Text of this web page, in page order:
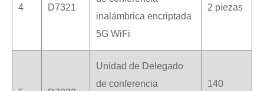
4 D7321
inalámbrica encriptada
5G WiFi
2 piezas
Unidad de Delegado
de conferencia
140